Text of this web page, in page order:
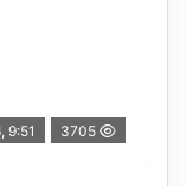
9:51 3705